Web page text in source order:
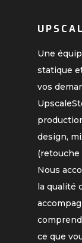
Une
statique
vos
design,
(retouche
Nous
la qualité
ce que